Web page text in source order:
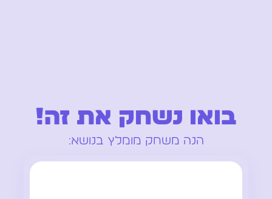
בואו נשחק את זה!
הנה משחק מומלץ בנושא: